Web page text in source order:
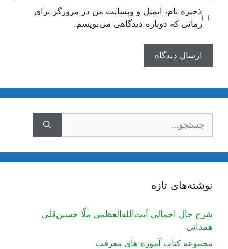
ذخیره نام، ایمیل و وبسایت من در مرورگر برای
زمانی که دوباره دیدگاهی می‌نویسم.
نوشته‌های تازه
شرح حال اجمالی آیت‌الله‌العظمی ملّا حسین‌قلی
همدانی
مجموعه کتاب آموزه های معرفت